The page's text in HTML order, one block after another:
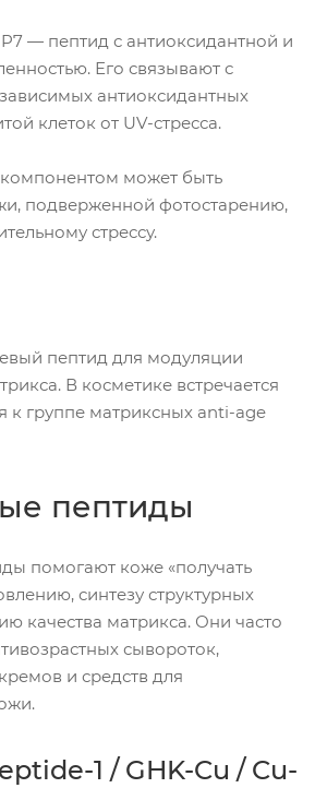
— пептид с антиоксидантной и
Его связывают с
антиоксидантных
клеток от UV-стресса.
может быть
подверженной фотостарению,
стрессу.
пептид для модуляции
В косметике встречается
к группе матриксных anti-age
пептиды
помогают коже «получать
синтезу структурных
качества матрикса. Они часто
сывороток,
и средств для
1 / GHK-Cu / Cu-